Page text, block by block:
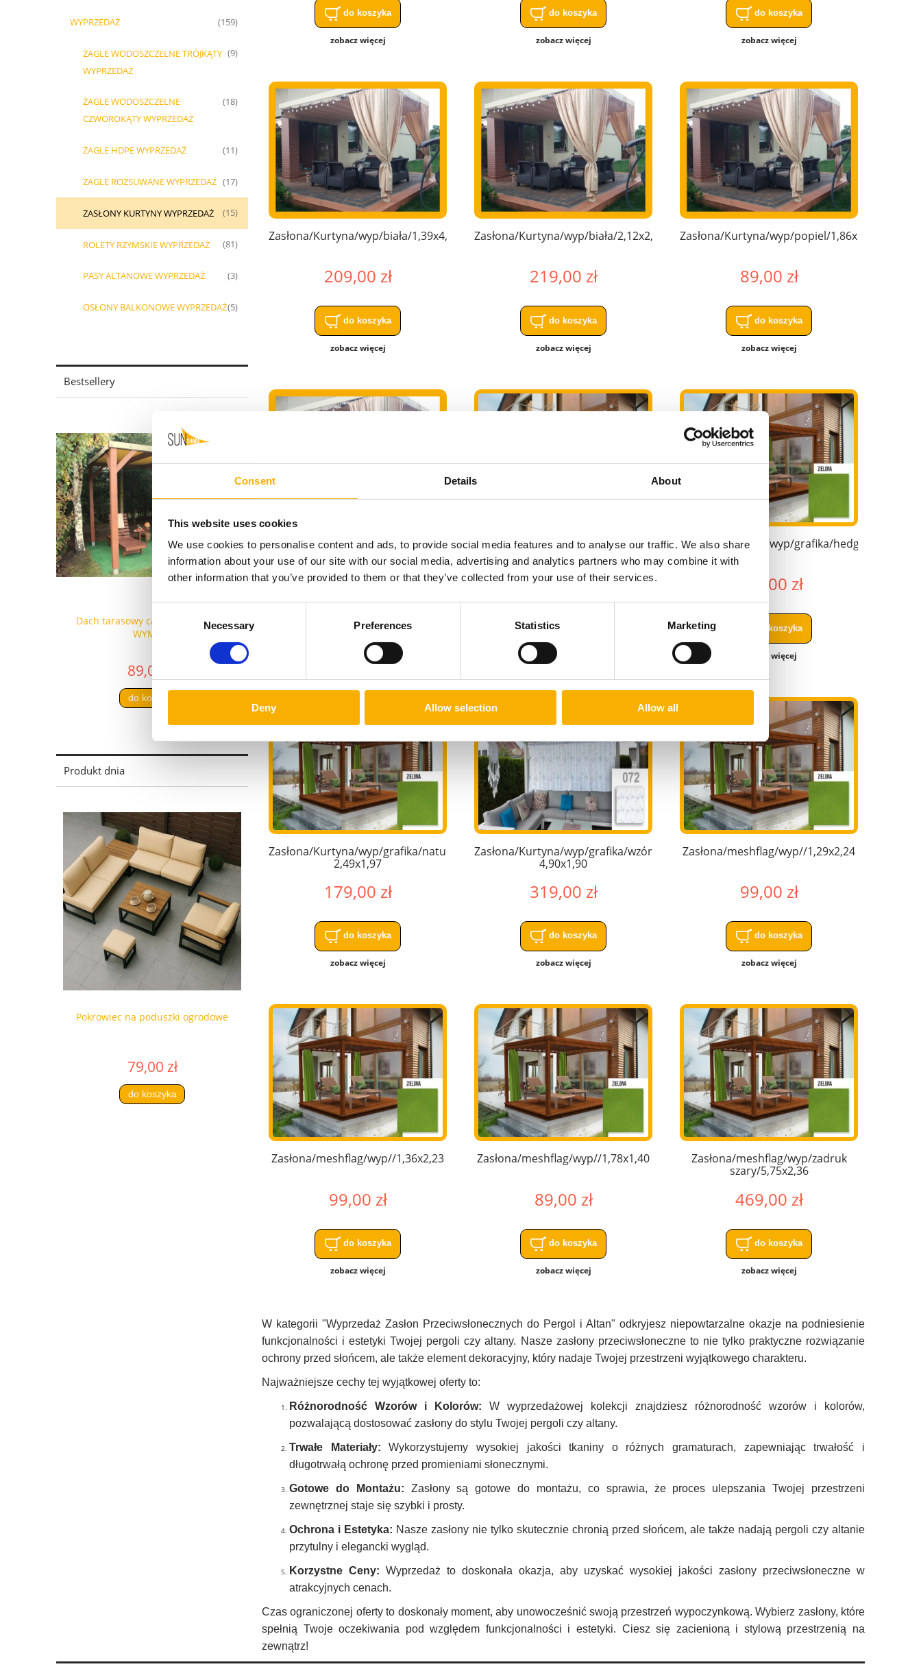
Consent Details About
This website uses cookies
We use cookies to personalise content and ads, to provide social media features and to analyse our traffic. We also share
information about your use of our site with our social media, advertising and analytics partners who may combine it with
other information that you’ve provided to them or that they’ve collected from your use of their services.
Selection
Necessary Preferences Statistics Marketing
Deny Allow selection Allow all
WYPRZEDAŻ (159)
ŻAGLE WODOSZCZELNE TRÓJKĄTY
WYPRZEDAŻ
(9)
ŻAGLE WODOSZCZELNE
CZWOROKĄTY WYPRZEDAŻ
(18)
ŻAGLE HDPE WYPRZEDAŻ (11)
ŻAGLE ROZSUWANE WYPRZEDAŻ (17)
ZASŁONY KURTYNY WYPRZEDAŻ (15)
ROLETY RZYMSKIE WYPRZEDAŻ (81)
PASY ALTANOWE WYPRZEDAŻ (3)
OSŁONY BALKONOWE WYPRZEDAŻ(5)
Bestsellery
Dach tarasowy całoroczny PVC na
WYMIAR
89,00 zł
do koszyka
Roleta rzymska pozioma premium Decor
NA WYMIAR
135,00 zł
Osłona tarasowa przeźroczysta NA
WYMIAR
139,00 zł
Żagiel graficzny wodoszczelny NA
WYMIAR
50,00 zł
Produkt dnia
Pokrowiec na poduszki ogrodowe
79,00 zł
do koszyka
do koszyka
zobacz więcej
do koszyka
zobacz więcej
do koszyka
zobacz więcej
Zasłona/Kurtyna/wyp/biała/1,39x4,00
209,00 zł
do koszyka
zobacz więcej
Zasłona/Kurtyna/wyp/biała/2,12x2,76
219,00 zł
do koszyka
zobacz więcej
Zasłona/Kurtyna/wyp/popiel/1,86x1,32
89,00 zł
do koszyka
zobacz więcej
Zasłona/Kurtyna/wyp/popiel/2,53x1,50
139,00 zł
do koszyka
zobacz więcej
Zasłona/Kurtyna/wyp/grafika/hedge/
2,94x3,00
309,00 zł
do koszyka
zobacz więcej
Zasłona/Kurtyna/wyp/grafika/hedge/2,00x1,99
149,00 zł
do koszyka
zobacz więcej
Zasłona/Kurtyna/wyp/grafika/nature/
2,49x1,97
179,00 zł
do koszyka
zobacz więcej
Zasłona/Kurtyna/wyp/grafika/wzór72/
4,90x1,90
319,00 zł
do koszyka
zobacz więcej
Zasłona/meshflag/wyp//1,29x2,24
99,00 zł
do koszyka
zobacz więcej
Zasłona/meshflag/wyp//1,36x2,23
99,00 zł
do koszyka
zobacz więcej
Zasłona/meshflag/wyp//1,78x1,40
89,00 zł
do koszyka
zobacz więcej
Zasłona/meshflag/wyp/zadruk
szary/5,75x2,36
469,00 zł
do koszyka
zobacz więcej
W kategorii "Wyprzedaż Zasłon Przeciwsłonecznych do Pergol i Altan" odkryjesz niepowtarzalne okazje na podniesienie
funkcjonalności i estetyki Twojej pergoli czy altany. Nasze zasłony przeciwsłoneczne to nie tylko praktyczne rozwiązanie
ochrony przed słońcem, ale także element dekoracyjny, który nadaje Twojej przestrzeni wyjątkowego charakteru.
Najważniejsze cechy tej wyjątkowej oferty to:
Różnorodność Wzorów i Kolorów: W wyprzedażowej kolekcji znajdziesz różnorodność wzorów i kolorów,
pozwalającą dostosować zasłony do stylu Twojej pergoli czy altany.
Trwałe Materiały: Wykorzystujemy wysokiej jakości tkaniny o różnych gramaturach, zapewniając trwałość i
długotrwałą ochronę przed promieniami słonecznymi.
Gotowe do Montażu: Zasłony są gotowe do montażu, co sprawia, że proces ulepszania Twojej przestrzeni
zewnętrznej staje się szybki i prosty.
Ochrona i Estetyka: Nasze zasłony nie tylko skutecznie chronią przed słońcem, ale także nadają pergoli czy altanie
przytulny i elegancki wygląd.
Korzystne Ceny: Wyprzedaż to doskonała okazja, aby uzyskać wysokiej jakości zasłony przeciwsłoneczne w
atrakcyjnych cenach.
Czas ograniczonej oferty to doskonały moment, aby unowocześnić swoją przestrzeń wypoczynkową. Wybierz zasłony, które
spełnią Twoje oczekiwania pod względem funkcjonalności i estetyki. Ciesz się zacienioną i stylową przestrzenią na
zewnątrz!